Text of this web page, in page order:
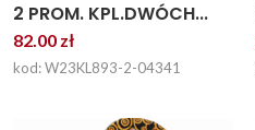
2 PROM. KPL.DWÓCH...
82.00 zł
kod: W23KL893-2-04341